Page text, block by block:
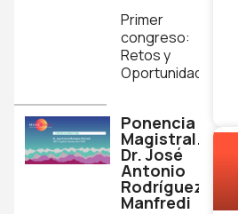
Primer
congreso:
Retos y
Oportunidades.
Ponencia
Magistral.
Dr. José
Antonio
Rodríguez
Manfredi